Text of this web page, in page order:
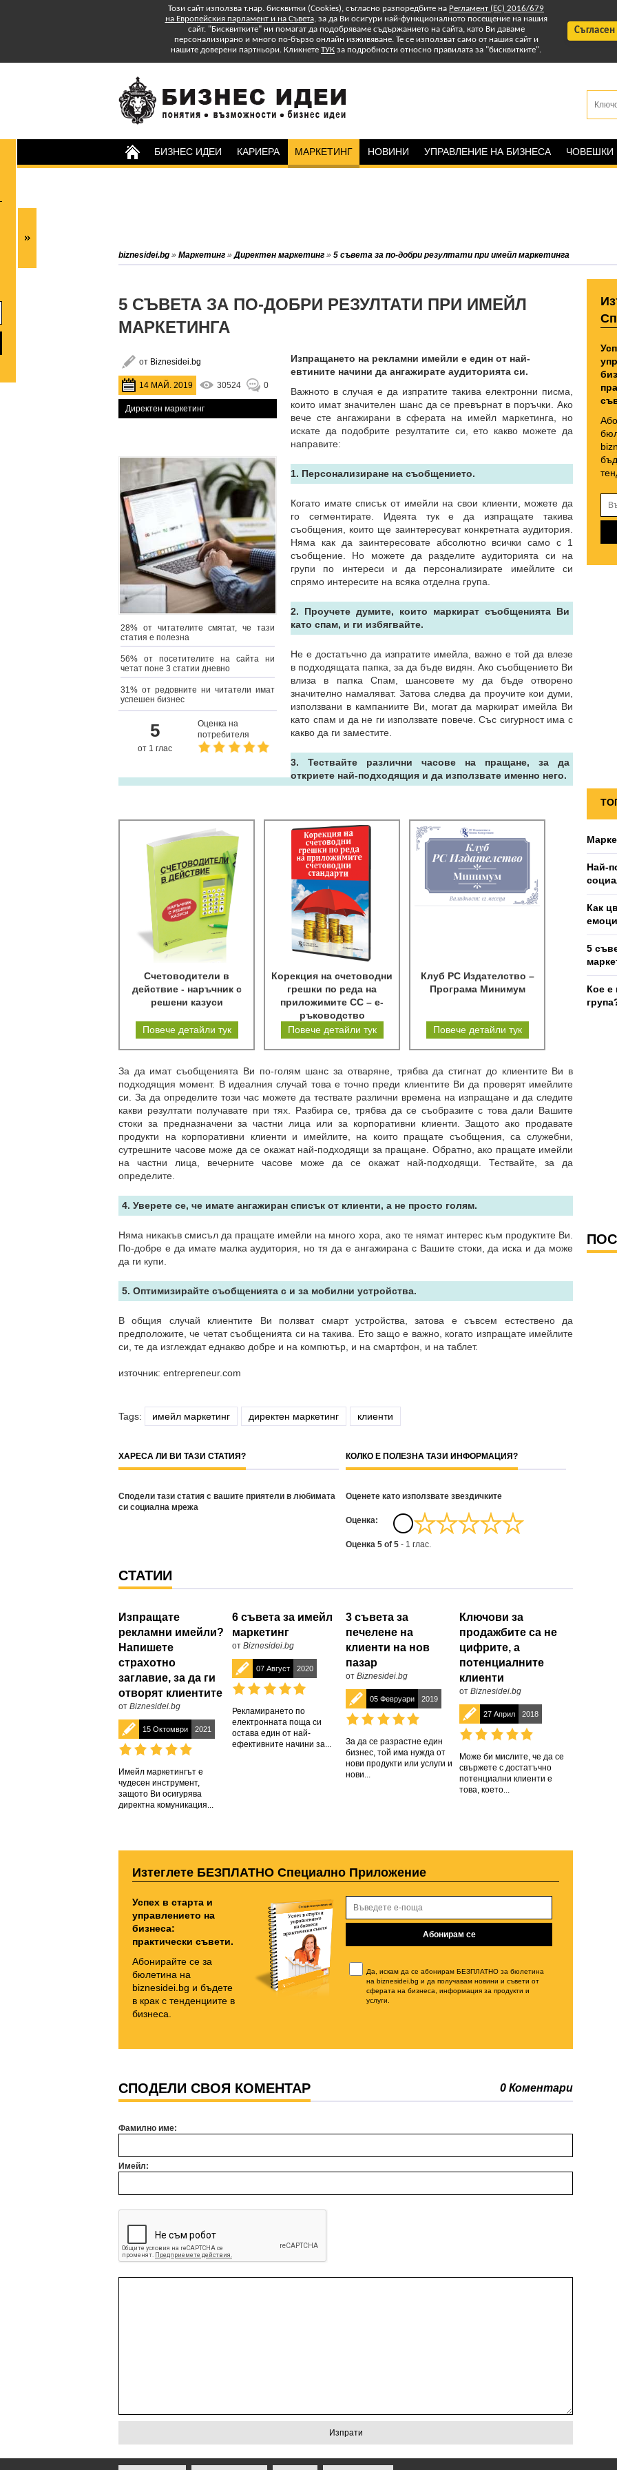
Този сайт използва т.нар. бисквитки (Cookies), съгласно разпоредбите на Регламент (ЕС) 2016/679
на Европейския парламент и на Съвета, за да Ви осигури най-функционалното посещение на нашия
сайт. "Бисквитките" ни помагат да подобряваме съдържанието на сайта, като Ви даваме
персонализирано и много по-бързо онлайн изживяване. Те се използват само от нашия сайт и
нашите доверени партньори. Кликнете ТУК за подробности относно правилата за "бисквитките".
БИЗНЕС ИДЕИ КАРИЕРА МАРКЕТИНГ НОВИНИ УПРАВЛЕНИЕ НА БИЗНЕСА ЧОВЕШКИ
biznesidei.bg » Маркетинг »Директен маркетинг » 5 съвета за по-добри резултати при имейл маркетинга
5 СЪВЕТА ЗА ПО-ДОБРИ РЕЗУЛТАТИ ПРИ ИМЕЙЛ
МАРКЕТИНГА
от Biznesidei.bg
30524 0
14 МАЙ. 2019
Директен маркетинг
28% от читателите смятат, че тази
статия е полезна
56% от посетителите на сайта ни
четат поне 3 статии дневно
31% от редовните ни читатели имат
успешен бизнес
5
от 1 глас
Оценка на
потребителя
Изпращането на рекламни имейли е един от най-
евтините начини да ангажирате аудиторията си.
Важното в случая е да изпратите такива електронни писма,
които имат значителен шанс да се превърнат в поръчки. Ако
вече сте ангажирани в сферата на имейл маркетинга, но
искате да подобрите резултатите си, ето какво можете да
направите:
1. Персонализиране на съобщението.
Когато имате списък от имейли на свои клиенти, можете да
го сегментирате. Идеята тук е да изпращате такива
съобщения, които ще заинтересуват конкретната аудитория.
Няма как да заинтересовате абсолютно всички само с 1
съобщение. Но можете да разделите аудиторията си на
групи по интереси и да персонализирате имейлите си
спрямо интересите на всяка отделна група.
2. Проучете думите, които маркират съобщенията Ви
като спам, и ги избягвайте.
Не е достатъчно да изпратите имейла, важно е той да влезе
в подходящата папка, за да бъде видян. Ако съобщението Ви
влиза в папка Спам, шансовете му да бъде отворено
значително намаляват. Затова следва да проучите кои думи,
използвани в кампаниите Ви, могат да маркират имейла Ви
като спам и да не ги използвате повече. Със сигурност има с
какво да ги заместите.
3. Тествайте различни часове на пращане, за да
откриете най-подходящия и да използвате именно него.
Счетоводители в
действие - наръчник с
решени казуси
Повече детайли тук
Корекция на счетоводни
грешки по реда на
приложимите СС – е-
ръководство
Повече детайли тук
Клуб РС Издателство –
Програма Минимум
Повече детайли тук
За да имат съобщенията Ви по-голям шанс за отваряне, трябва да стигнат до клиентите Ви в
подходящия момент. В идеалния случай това е точно преди клиентите Ви да проверят имейлите
си. За да определите този час можете да тествате различни времена на изпращане и да следите
какви резултати получавате при тях. Разбира се, трябва да се съобразите с това дали Вашите
стоки за предназначени за частни лица или за корпоративни клиенти. Защото ако продавате
продукти на корпоративни клиенти и имейлите, на които пращате съобщения, са служебни,
сутрешните часове може да се окажат най-подходящи за пращане. Обратно, ако пращате имейли
на частни лица, вечерните часове може да се окажат най-подходящи. Тествайте, за да
определите.
4. Уверете се, че имате ангажиран списък от клиенти, а не просто голям.
Няма никакъв смисъл да пращате имейли на много хора, ако те нямат интерес към продуктите Ви.
По-добре е да имате малка аудитория, но тя да е ангажирана с Вашите стоки, да иска и да може
да ги купи.
5. Оптимизирайте съобщенията с и за мобилни устройства.
В общия случай клиентите Ви ползват смарт устройства, затова е съвсем естествено да
предположите, че четат съобщенията си на такива. Ето защо е важно, когато изпращате имейлите
си, те да изглеждат еднакво добре и на компютър, и на смартфон, и на таблет.
източник: entrepreneur.com
Tags: имейл маркетинг директен маркетинг клиенти
ХАРЕСА ЛИ ВИ ТАЗИ СТАТИЯ?
Сподели тази статия с вашите приятели в любимата
си социална мрежа
КОЛКО Е ПОЛЕЗНА ТАЗИ ИНФОРМАЦИЯ?
Оценете като използвате звездичките
Oценка:
Оценка 5 of 5 - 1 глас.
СТАТИИ
Изпращате
рекламни имейли?
Напишете
страхотно
заглавие, за да ги
отворят клиентите
от Biznesidei.bg
15 Октомври 2021
Имейл маркетингът е
чудесен инструмент,
защото Ви осигурява
директна комуникация...
6 съвета за имейл
маркетинг
от Biznesidei.bg
07 Август 2020
Рекламирането по
електронната поща си
остава един от най-
ефективните начини за...
3 съвета за
печелене на
клиенти на нов
пазар
от Biznesidei.bg
05 Февруари 2019
За да се разрастне един
бизнес, той има нужда от
нови продукти или услуги и
нови...
Ключови за
продажбите са не
цифрите, а
потенциалните
клиенти
от Biznesidei.bg
27 Април 2018
Може би мислите, че да се
свържете с достатъчно
потенциални клиенти е
това, което...
Изтеглете БЕЗПЛАТНО Специално Приложение
Успех в старта и
управлението на
бизнеса:
практически съвети.
Абонирайте се за
бюлетина на
biznesidei.bg и бъдете
в крак с тенденциите в
бизнеса.
Да, искам да се абонирам БЕЗПЛАТНО за бюлетина
на biznesidei.bg и да получавам новини и съвети от
сферата на бизнеса, информация за продукти и
услуги.
СПОДЕЛИ СВОЯ КОМЕНТАР 0 Коментари
Фамилно име:
Имейл:
Най-
Как
5
Кое е
"Успех в старта и управлението на
Абонирайте се за бюлетина на
biznesidei.bg и бъдете в крак с